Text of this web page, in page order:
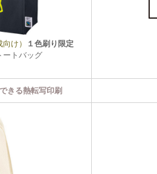
け）
１色刷り限定
ートバッグ
きる熱転写印刷